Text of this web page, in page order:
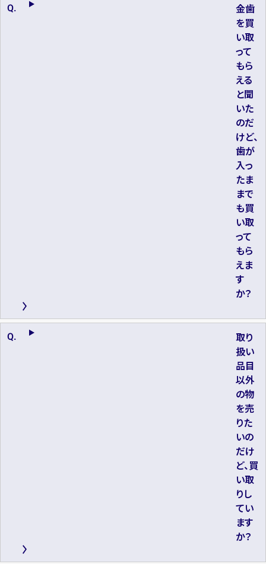
金歯
を買
い取
って
もら
える
と聞
いた
のだ
けど、
歯が
入っ
たま
まで
も買
い取
って
もら
えま
す
か？
取り
扱い
品目
以外
の物
を売
りた
いの
だけ
ど、買
い取
りし
てい
ます
か？